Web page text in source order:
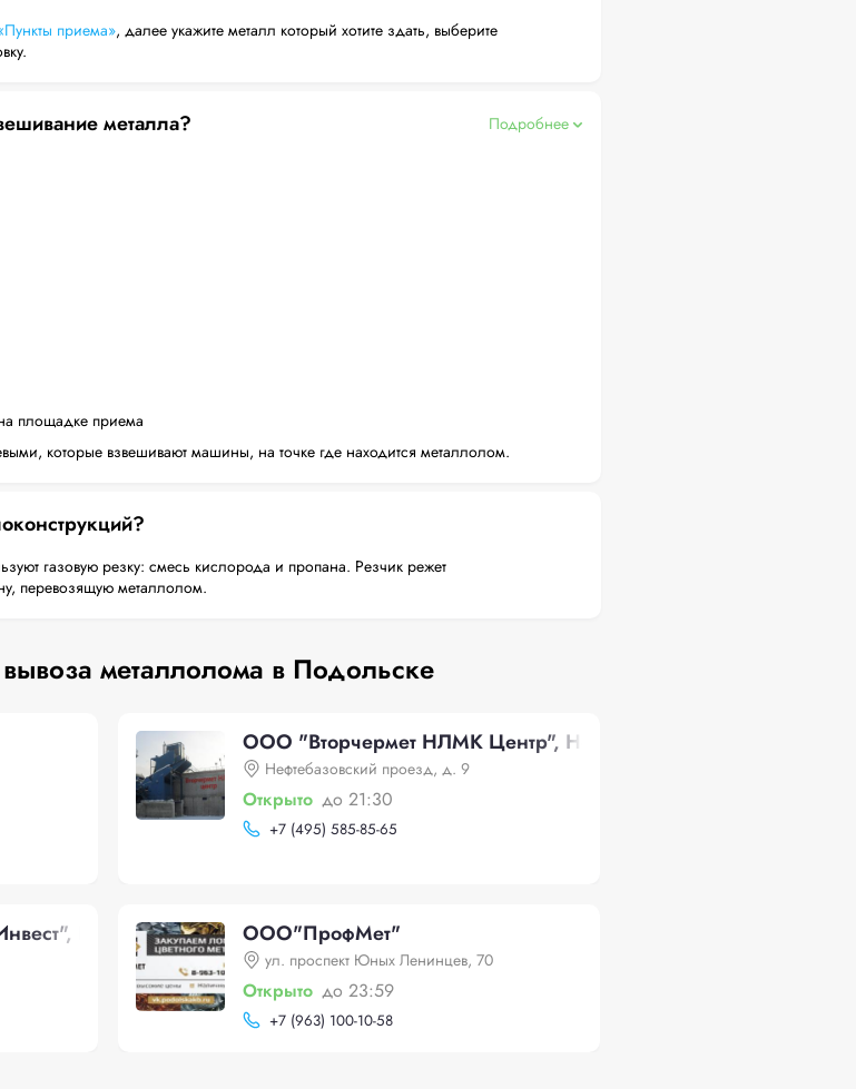
приема», далее укажите металл который хотите здать, выберите
металла?
Подробнее
площадке приема
которые взвешивают машины, на точке где находится металлолом.
газовую резку: смесь кислорода и пропана. Резчик режет
перевозящую металлолом.
металлолома в Подольске
ООО "Вторчермет НЛМК Центр", Нефтебазовский проезд, д. 9
Нефтебазовский проезд, д. 9
Открыто до 21:30
+7 (495) 585-85-65
Вокзальная улица, 17ООО"ПрофМет"
ул. проспект Юных Ленинцев, 70
Открыто до 23:59
+7 (963) 100-10-58